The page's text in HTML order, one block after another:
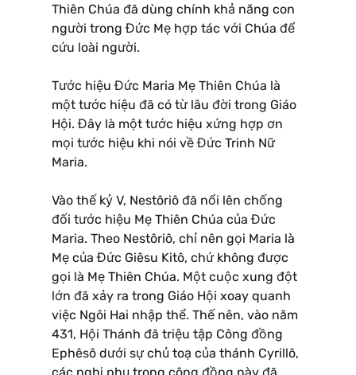
Thiên Chúa đã dùng chính khả năng con
người trong Đức Mẹ hợp tác với Chúa để
cứu loài người.
Tước hiệu Đức Maria Mẹ Thiên Chúa là
một tước hiệu đã có từ lâu đời trong Giáo
Hội. Đây là một tước hiệu xứng hợp ơn
mọi tước hiệu khi nói về Đức Trinh Nữ
Maria.
Vào thế kỷ V, Nestôriô đã nổi lên chống
đối tước hiệu Mẹ Thiên Chúa của Đức
Maria. Theo Nestôriô, chỉ nên gọi Maria là
Mẹ của Đức Giêsu Kitô, chứ không được
gọi là Mẹ Thiên Chúa. Một cuộc xung đột
lớn đã xảy ra trong Giáo Hội xoay quanh
việc Ngôi Hai nhập thể. Thế nên, vào năm
431, Hội Thánh đã triệu tập Công đồng
Ephêsô dưới sự chủ toạ của thánh Cyrillô,
các nghị phụ trong công đồng này đã